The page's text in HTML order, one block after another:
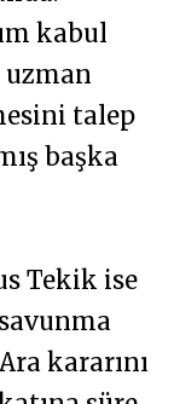
kabul
uzman
talep
başka
Tekik ise
kararını